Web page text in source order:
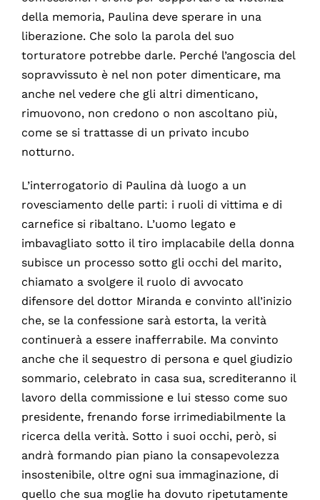
della memoria, Paulina deve sperare in una
liberazione. Che solo la parola del suo
torturatore potrebbe darle. Perché l’angoscia del
sopravvissuto è nel non poter dimenticare, ma
anche nel vedere che gli altri dimenticano,
rimuovono, non credono o non ascoltano più,
come se si trattasse di un privato incubo
notturno.
L’interrogatorio di Paulina dà luogo a un
rovesciamento delle parti: i ruoli di vittima e di
carnefice si ribaltano. L’uomo legato e
imbavagliato sotto il tiro implacabile della donna
subisce un processo sotto gli occhi del marito,
chiamato a svolgere il ruolo di avvocato
difensore del dottor Miranda e convinto all’inizio
che, se la confessione sarà estorta, la verità
continuerà a essere inafferrabile. Ma convinto
anche che il sequestro di persona e quel giudizio
sommario, celebrato in casa sua, screditeranno il
lavoro della commissione e lui stesso come suo
presidente, frenando forse irrimediabilmente la
ricerca della verità. Sotto i suoi occhi, però, si
andrà formando pian piano la consapevolezza
insostenibile, oltre ogni sua immaginazione, di
quello che sua moglie ha dovuto ripetutamente